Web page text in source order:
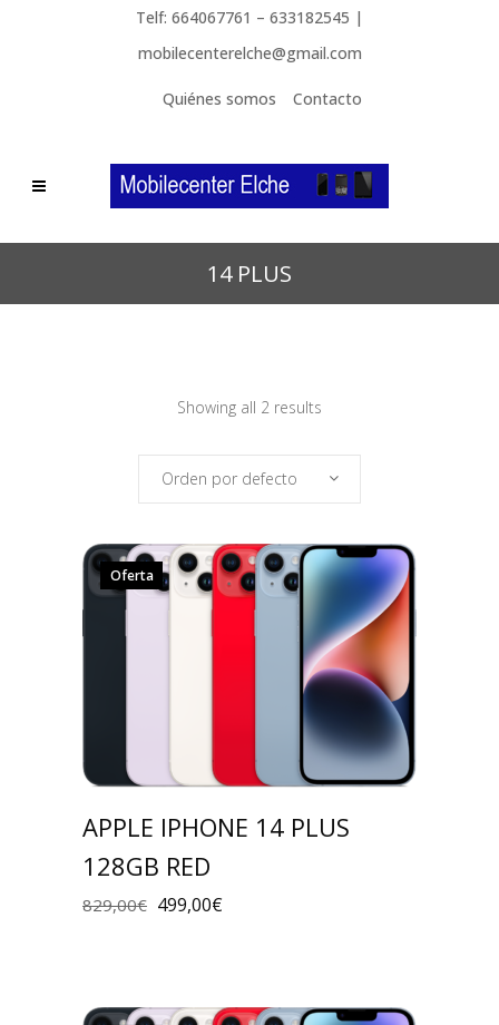
Telf: 664067761 – 633182545 |
mobilecenterelche@gmail.com
Quiénes somos Contacto
14 PLUS
Showing all 2 results
Orden por defecto
Oferta
APPLE IPHONE 14 PLUS
128GB RED
829,00€ 499,00€